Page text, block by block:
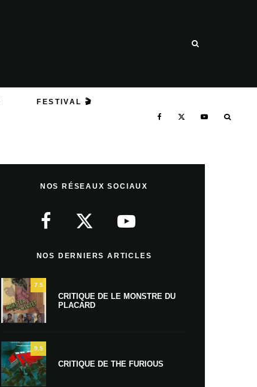
FESTIVAL 🎬
NOS RÉSEAUX SOCIAUX
NOS DERNIERS ARTICLES
7.5
CRITIQUE DE LE MONSTRE DU
PLACARD
9.5
CRITIQUE DE THE FURIOUS